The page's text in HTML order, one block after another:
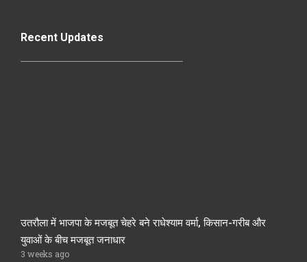
Recent Updates
उतरौला में भाजपा के मजबूत चेहरे बने राधेश्याम वर्मा, किसान-गरीब और
युवाओं के बीच मजबूत जनाधार
3 weeks ago